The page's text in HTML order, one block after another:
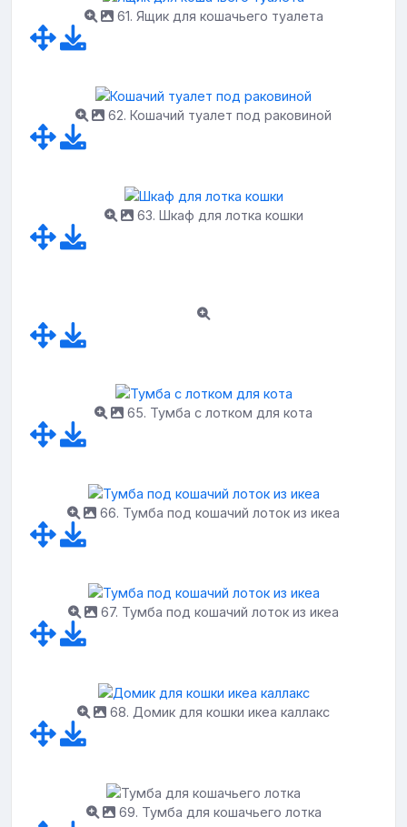
61. Ящик для кошачьего туалета
62. Кошачий туалет под раковиной
63. Шкаф для лотка кошки
65. Тумба с лотком для кота
66. Тумба под кошачий лоток из икеа
67. Тумба под кошачий лоток из икеа
68. Домик для кошки икеа каллакс
69. Тумба для кошачьего лотка